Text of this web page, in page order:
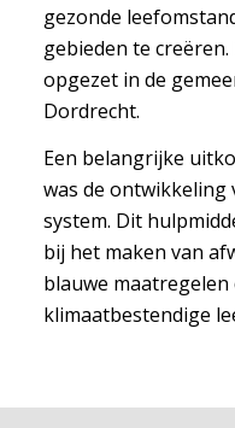
gezonde
gebieden te
opgezet in de
Dordrecht.
Een belangrijke
was de ontwikkeling
system. Dit
bij het maken van
blauwe
klimaatbestendige